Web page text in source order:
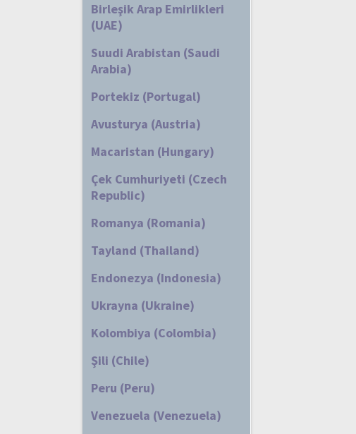
Birleşik Arap Emirlikleri
(UAE)
Suudi Arabistan (Saudi
Arabia)
Portekiz (Portugal)
Avusturya (Austria)
Macaristan (Hungary)
Çek Cumhuriyeti (Czech
Republic)
Romanya (Romania)
Tayland (Thailand)
Endonezya (Indonesia)
Ukrayna (Ukraine)
Kolombiya (Colombia)
Şili (Chile)
Peru (Peru)
Venezuela (Venezuela)